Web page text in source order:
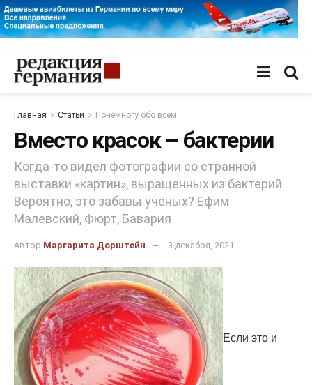
Главная Статьи Понемногу обо всём
Вместо красок – бактерии
Когда-то видел фотографии со странной
выставки «картин», выращенных из бактерий.
Вероятно, это забавы учёных? Ефим
Малевский, Фюрт, Бавария
Автор Маргарита Дорштейн 3 декабря, 2021
Если это и